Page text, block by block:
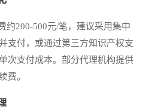
200-500元/笔，建议采用集中
支付，或通过第三方知识产权支
次支付成本。部分代理机构提供
费。